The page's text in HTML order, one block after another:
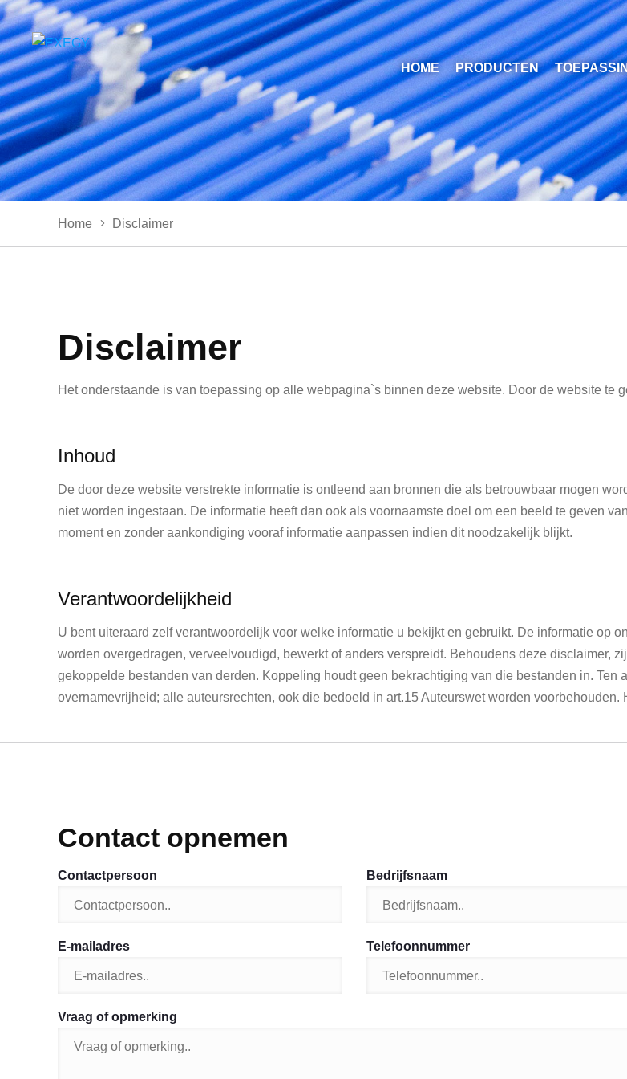
HOME PRODUCTEN
Home Disclaimer
Disclaimer
Het onderstaande is van toepassing op alle webpagina`s binnen deze website. Door de website te
Inhoud
De door deze website verstrekte informatie is ontleend aan bronnen die als betrouwbaar mogen
niet worden ingestaan. De informatie heeft dan ook als voornaamste doel om een beeld te geven
moment en zonder aankondiging vooraf informatie aanpassen indien dit noodzakelijk blijkt.
Verantwoordelijkheid
U bent uiteraard zelf verantwoordelijk voor welke informatie u bekijkt en gebruikt. De informatie op
worden overgedragen, verveelvoudigd, bewerkt of anders verspreidt. Behoudens deze disclaimer,
gekoppelde bestanden van derden. Koppeling houdt geen bekrachtiging van die bestanden in. Ten
overnamevrijheid; alle auteursrechten, ook die bedoeld in art.15 Auteurswet worden voorbehouden.
Contact opnemen
Contactpersoon Bedrijfsnaam
E-mailadres Telefoonnummer
Vraag of opmerking